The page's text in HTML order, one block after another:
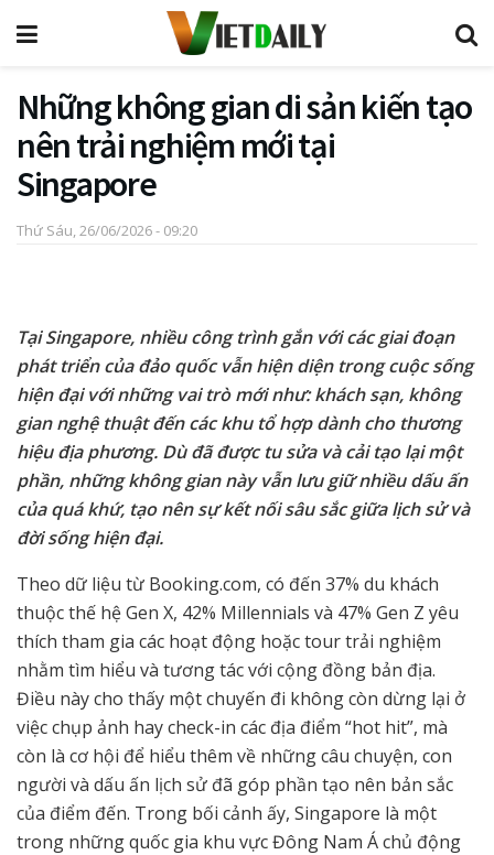
Những không gian di sản kiến tạo
nên trải nghiệm mới tại
Singapore
Thứ Sáu, 26/06/2026 - 09:20
Tại Singapore, nhiều công trình gắn với các giai đoạn
phát triển của đảo quốc vẫn hiện diện trong cuộc sống
hiện đại với những vai trò mới như: khách sạn, không
gian nghệ thuật đến các khu tổ hợp dành cho thương
hiệu địa phương. Dù đã được tu sửa và cải tạo lại một
phần, những không gian này vẫn lưu giữ nhiều dấu ấn
của quá khứ, tạo nên sự kết nối sâu sắc giữa lịch sử và
đời sống hiện đại.
Theo dữ liệu từ Booking.com, có đến 37% du khách
thuộc thế hệ Gen X, 42% Millennials và 47% Gen Z yêu
thích tham gia các hoạt động hoặc tour trải nghiệm
nhằm tìm hiểu và tương tác với cộng đồng bản địa.
Điều này cho thấy một chuyến đi không còn dừng lại ở
việc chụp ảnh hay check-in các địa điểm “hot hit”, mà
còn là cơ hội để hiểu thêm về những câu chuyện, con
người và dấu ấn lịch sử đã góp phần tạo nên bản sắc
của điểm đến. Trong bối cảnh ấy, Singapore là một
trong những quốc gia khu vực Đông Nam Á chủ động